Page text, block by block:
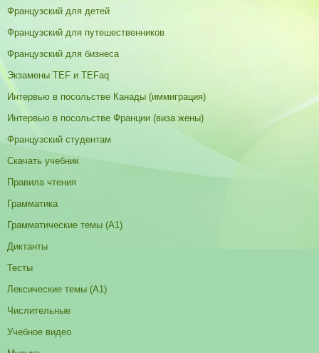
Французский для детей
Французский для путешественников
Французский для бизнеса
Экзамены TEF и TEFaq
Интервью в посольстве Канады (иммиграция)
Интервью в посольстве Франции (виза жены)
Французский студентам
Скачать учебник
Правила чтения
Грамматика
Грамматические темы (A1)
Диктанты
Тесты
Лексические темы (А1)
Числительные
Учебное видео